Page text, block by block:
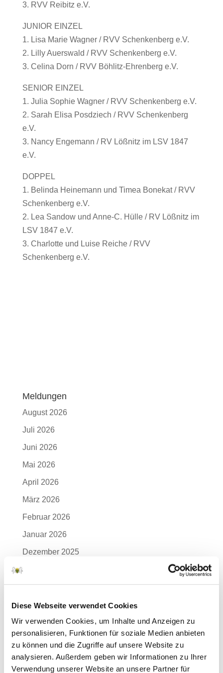
Diese Webseite verwendet Cookies
Wir verwenden Cookies, um Inhalte und Anzeigen zu
personalisieren, Funktionen für soziale Medien anbieten
zu können und die Zugriffe auf unsere Website zu
analysieren. Außerdem geben wir Informationen zu Ihrer
Verwendung unserer Website an unsere Partner für
3. RVV Reibitz e.V.
JUNIOR EINZEL
1. Lisa Marie Wagner / RVV Schenkenberg e.V.
2. Lilly Auerswald / RVV Schenkenberg e.V.
3. Celina Dorn / RVV Böhlitz-Ehrenberg e.V.
SENIOR EINZEL
1. Julia Sophie Wagner / RVV Schenkenberg e.V.
2. Sarah Elisa Posdziech / RVV Schenkenberg
e.V.
3. Nancy Engemann / RV Lößnitz im LSV 1847
e.V.
DOPPEL
1. Belinda Heinemann und Timea Bonekat / RVV
Schenkenberg e.V.
2. Lea Sandow und Anne-C. Hülle / RV Lößnitz im
LSV 1847 e.V.
3. Charlotte und Luise Reiche / RVV
Schenkenberg e.V.
Meldungen
August 2026
Juli 2026
Juni 2026
Mai 2026
April 2026
März 2026
Februar 2026
Januar 2026
Dezember 2025
November 2025
Oktober 2025
September 2025
August 2025
Juni 2025